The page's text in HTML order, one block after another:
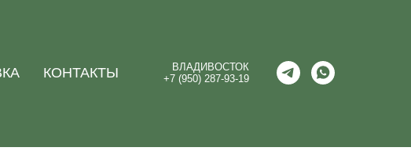
КОНТАКТЫ
ВЛАДИВОСТОК
+7 (950) 287-93-19